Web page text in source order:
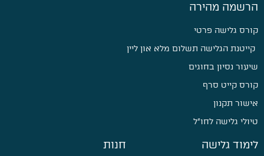
הרשמה מהירה
קורס גלישה פרטי
קייטנת הגלישה תשלום מלא און ליין
שיעור נסיון בחוגים
קורס קייט סרף
אישור תקנון
טיולי גלישה לחו״ל
לימוד גלישה חנות